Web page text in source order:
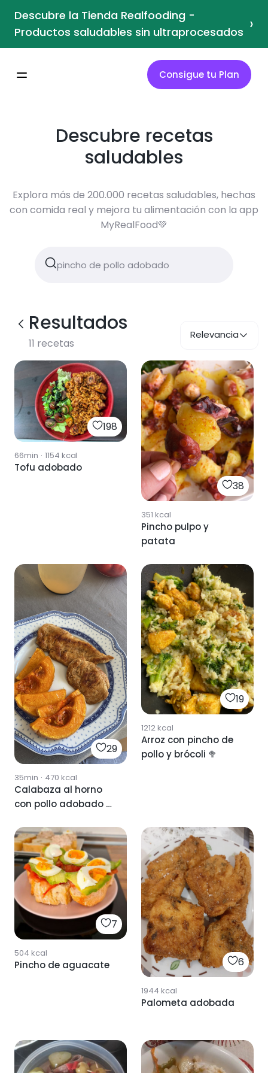
Descubre la Tienda Realfooding -
Productos saludables sin ultraprocesados ›
Consigue tu Plan
Descubre recetas
saludables
Explora más de 200.000 recetas saludables, hechas
con comida real y mejora tu alimentación con la app
MyRealFood💚
Resultados
11 recetas
Relevancia
198
66min · 1154 kcal
Tofu adobado
38
351 kcal
Pincho pulpo y
patata
29
35min · 470 kcal
Calabaza al horno
con pollo adobado al
19
1212kcal
Arroz con pincho de
pollo y brócoli 🥦
7
504 kcal
Pincho de aguacate 6
1944 kcal
Palometa adobada